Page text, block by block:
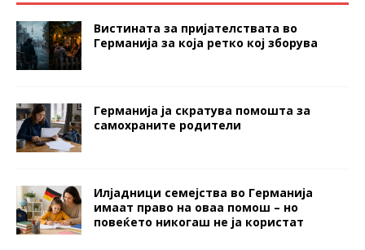
Вистината за пријателствата во
Германија за која ретко кој зборува
Германија ја скратува помошта за
самохраните родители
Илјадници семејства во Германија
имаат право на оваа помош – но
повеќето никогаш не ја користат